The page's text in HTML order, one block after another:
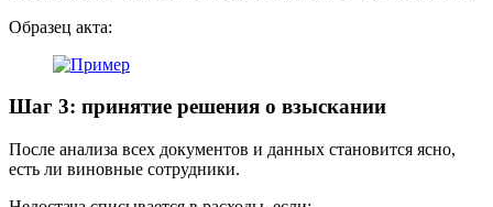
Образец акта:
Шаг 3: принятие решения о взыскании
После анализа всех документов и данных становится ясно,
есть ли виновные сотрудники.